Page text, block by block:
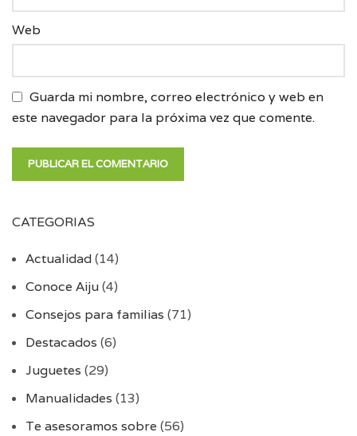
Web
Guarda mi nombre, correo electrónico y web en
este navegador para la próxima vez que comente.
CATEGORIAS
Actualidad(14)
Conoce Aiju(4)
Consejos para familias (71)
Destacados (6)
Juguetes (29)
Manualidades (13)
Te asesoramos sobre (56)